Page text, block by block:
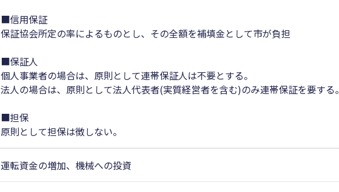
■信用保証
保証協会所定の率によるものとし、その全額を補填金として市が負担
■保証人
個人事業者の場合は、原則として連帯保証人は不要とする。
法人の場合は、原則として法人代表者(実質経営者を含む)のみ連帯保証を要する。
■担保
原則として担保は徴しない。
運転資金の増加、機械への投資